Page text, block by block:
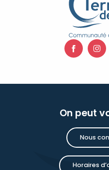
On peut
Nous
Horaires